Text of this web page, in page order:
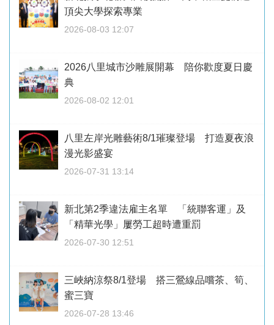
頂尖大學探索專業
2026-08-03 12:07
2026八里城市沙雕展開幕 陪你歡度夏日慶
典
2026-08-02 12:01
八里左岸光雕藝術8/1璀璨登場 打造夏夜浪
漫光影盛宴
2026-07-31 13:14
新北第2季違法雇主名單 「統聯客運」及
「精華光學」屢勞工超時遭重罰
2026-07-30 12:51
三峽納涼祭8/1登場 搭三鶯線品嚐茶、筍、
蜜三寶
2026-07-28 13:46